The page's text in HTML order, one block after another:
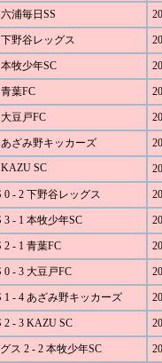
浦毎日SS
野谷レッグス
牧少年SC
葉FC
豆戸FC
あざみ野キッカーズ
SC
0 - 2 下野谷レッグス
3 - 1 本牧少年SC
2 - 1 青葉FC
0 - 3 大豆戸FC
1 - 4 あざみ野キッカーズ
2 - 3 KAZU SC
ス 2 - 2 本牧少年SC